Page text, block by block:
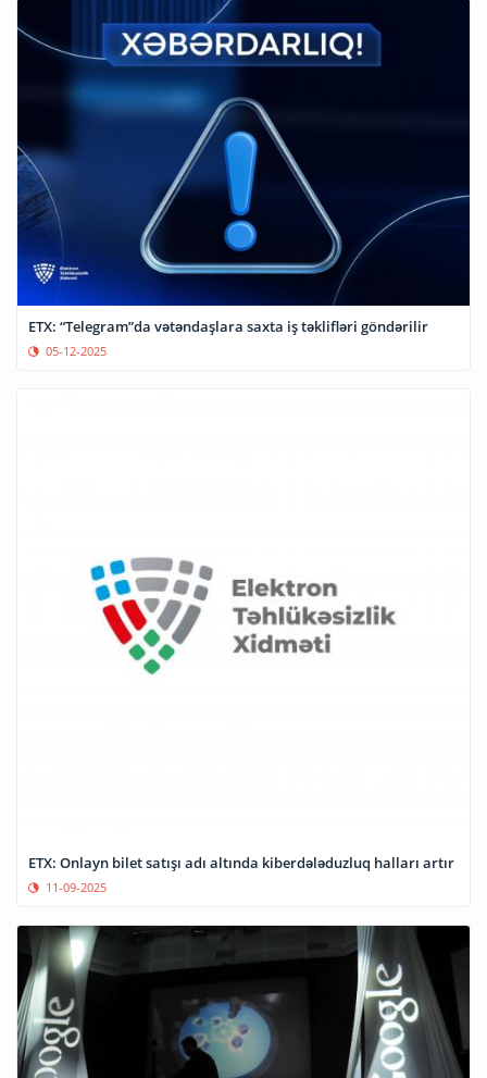
ETX: “Telegram”da vətəndaşlara saxta iş təklifləri göndərilir
05-12-2025
ETX: Onlayn bilet satışı adı altında kiberdələduzluq halları artır
11-09-2025